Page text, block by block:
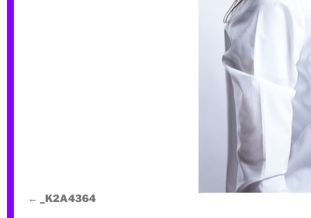
_K2A4364